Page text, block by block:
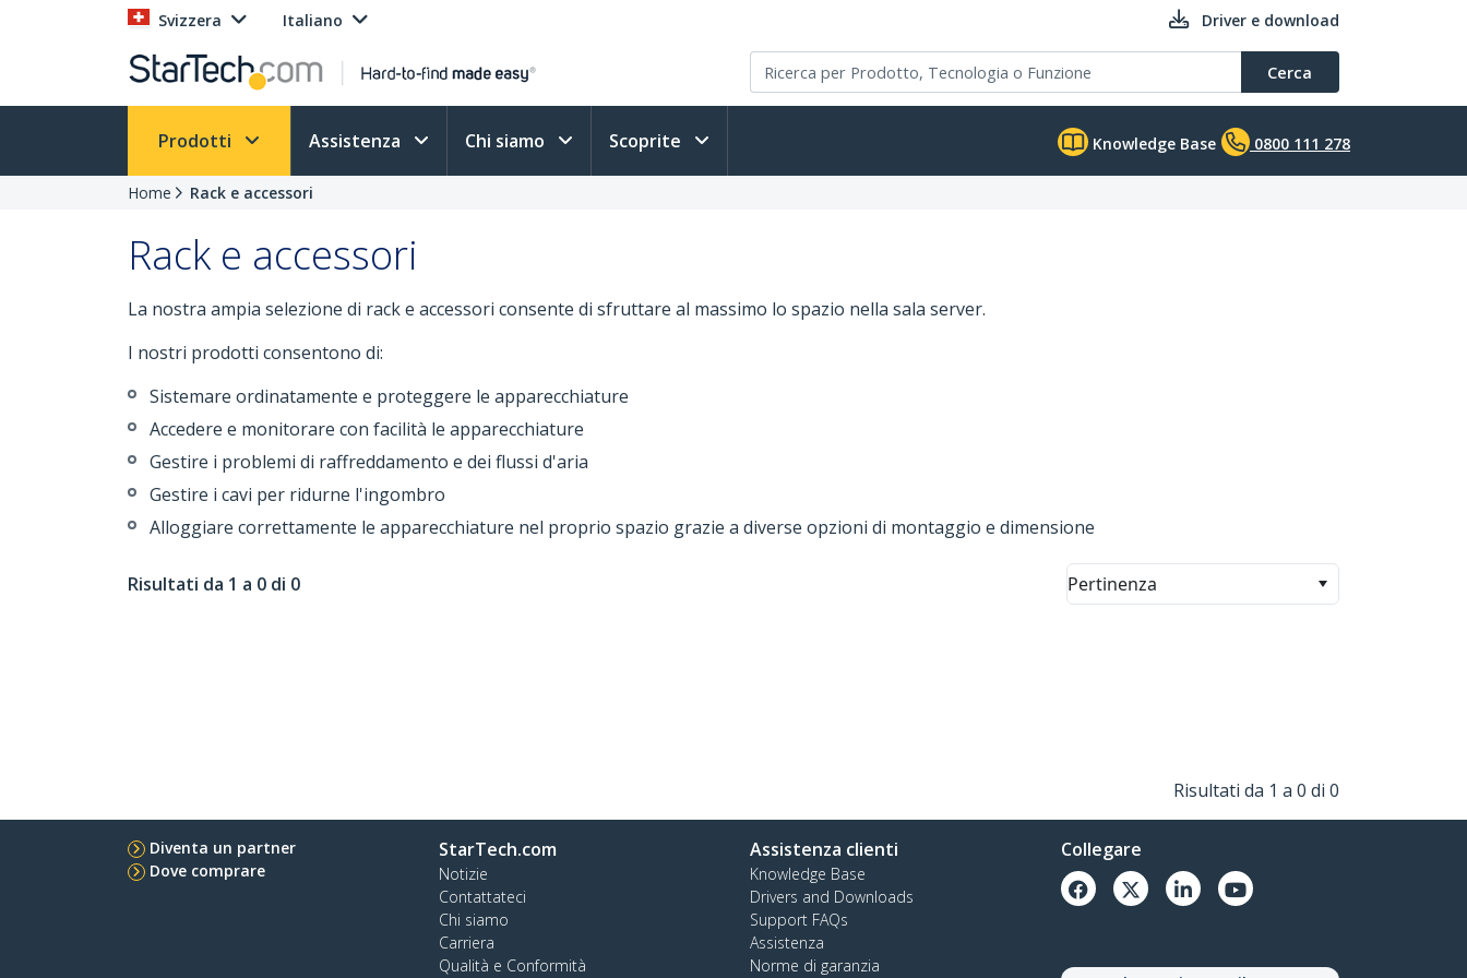
Svizzera Italiano Driver e download
Cerca
Prodotti Assistenza Chi siamo Scoprite Knowledge Base 0800 111 278
Home Rack e accessori
Rack e accessori
La nostra ampia selezione di rack e accessori consente di sfruttare al massimo lo spazio nella sala server.
I nostri prodotti consentono di:
Sistemare ordinatamente e proteggere le apparecchiature
Accedere e monitorare con facilità le apparecchiature
Gestire i problemi di raffreddamento e dei flussi d'aria
Gestire i cavi per ridurne l'ingombro
Alloggiare correttamente le apparecchiature nel proprio spazio grazie a diverse opzioni di montaggio e dimensione
Risultati da 1 a 0 di 0 Pertinenza
Risultati da 1 a 0 di 0
Diventa un partner
Dove comprare
StarTech.com
Notizie
Contattateci
Chi siamo
Carriera
Qualità e Conformità
Assistenza clienti
Knowledge Base
Drivers and Downloads
Support FAQs
Assistenza
Norme di garanzia
Collegare